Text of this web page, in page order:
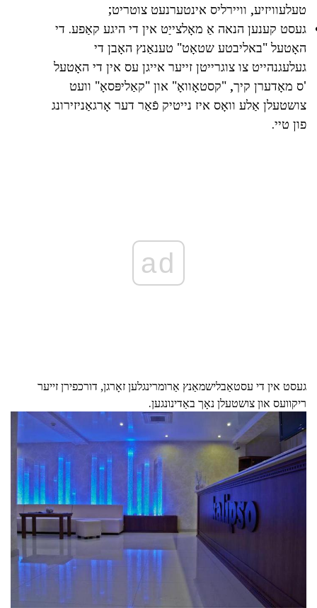
טעלעוויזיע, וויירליס אינטערנעט צוטריט;
געסט קענען הנאה אַ מאָלצייַט אין די היגע קאַפע. די
האָטעל "באליבטע שטאָט" טענאַנץ האָבן די
געלעגנהייט צו צוגרייטן זייער אייגן עס אין די האָטעל
'ס מאָדערן קיך, "קסטאָוואָ" און "קאַליפּסאָ" וועט
צושטעלן אַלע וואָס איז נייטיק פֿאַר דער אָרגאַניזירונג
פון טיי.
ad
געסט אין די עסטאַבלישמאַנץ אַרומרינגלען זאָרגן, דורכפירן זייער
ריקוועס און צושטעלן נאָך באַדינונגען.